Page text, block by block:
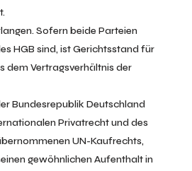
Sofern beide Parteien
HGB sind, ist Gerichtsstand für
dem Vertragsverhältnis der
Bundesrepublik Deutschland
Privatrecht und des
UN-Kaufrechts,
gewöhnlichen Aufenthalt in